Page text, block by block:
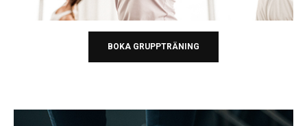
BOKA GRUPPTRÄNING